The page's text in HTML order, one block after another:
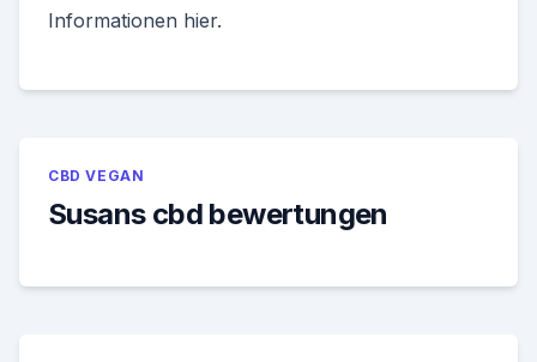
Informationen hier.
CBD VEGAN
Susans cbd bewertungen